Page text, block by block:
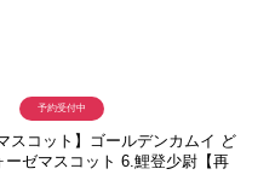
スコット】ゴールデンカムイ ど
ーゼマスコット 6.鯉登少尉【再
予約受付中